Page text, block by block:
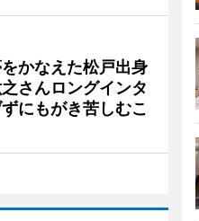
かなえた松戸出身
さんロングインタ
にもがき苦しむこ